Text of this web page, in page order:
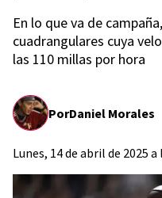
En lo que va de
cuadrangulares cuya
las 110 millas por hora
PorDaniel Morales
Lunes, 14 de abril de 2025 a